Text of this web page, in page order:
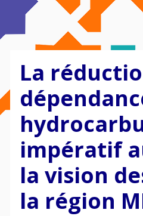
La
impératif
la vision
la région